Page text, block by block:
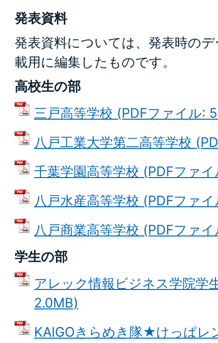
発表資料
発表資料については、発表時の
載用に編集したものです。
高校生の部
三戸高等学校 (PDFファイル:
八戸工業大学第二高等学校
千葉学園高等学校 (PDFファ
八戸水産高等学校 (PDFファ
八戸商業高等学校 (PDFファ
学生の部
アレック情報ビジネス学院学
2.0MB)
KAIGOきらめき隊★けっぱレ